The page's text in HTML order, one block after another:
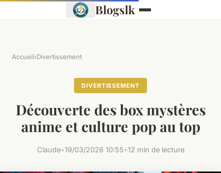
Blogslk
Accueil›Divertissement
DIVERTISSEMENT
Découverte des box mystères
anime et culture pop au top
Claude•19/03/2026 10:55•12 min de lecture